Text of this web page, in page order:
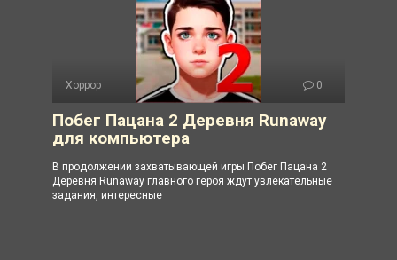
Хоррор 0
Побег Пацана 2 Деревня Runaway
для компьютера
В продолжении захватывающей игры Побег Пацана 2
Деревня Runaway главного героя ждут увлекательные
задания, интересные